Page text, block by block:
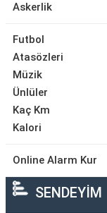
Askerlik
Futbol
Atasözleri
Müzik
Ünlüler
Kaç Km
Kalori
Online Alarm Kur
SENDEYİM